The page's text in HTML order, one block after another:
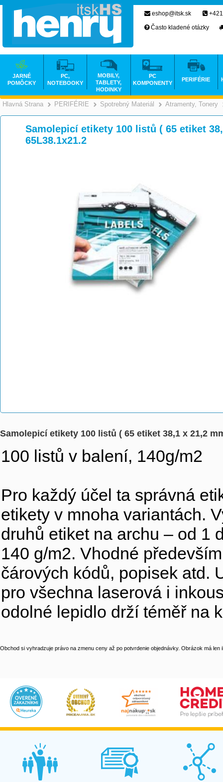
Hlavná Strana >
PERIFÉRIE >
Spotrebný Materiál >
Atramenty, Tonery
Samolepicí etikety 100 listů ( 65 etiket
65L38.1x21.2
Samolepicí etikety 100 listů ( 65 etiket 38,1 x 21,2
100 listů v balení, 140g/m2
Pro každý účel ta správná
etikety v mnoha variantách.
druhů etiket na archu – od 1
140 g/m2. Vhodné
čárových kódů, popisek atd.
pro všechna laserová i
odolné lepidlo drží téměř na
Obchod si vyhradzuje právo na zmenu ceny až po potvrdenie objednávky. Obrázok má len
eshop@itsk.sk
Často kladené otázky
JARNÉ
POMÔCKY
PC,
NOTEBOOKY
MOBILY,
TABLETY,
HODINKY
PC
KOMPONENTY
PERIFÉRIE